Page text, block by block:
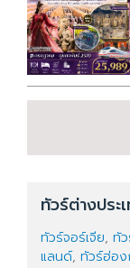
ทัวร์ต่างประ
ทัวร์จอร์เจีย, ทั
แลนด์, ทัวร์ฮ่อ